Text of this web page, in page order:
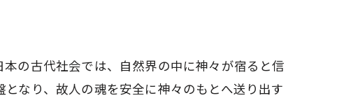
の古代社会では、自然界の中に神々が宿ると信
なり、故人の魂を安全に神々のもとへ送り出す